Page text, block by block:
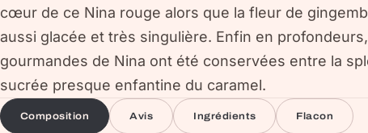
cœur de ce Nina rouge alors que la fleur de
aussi glacée et très singulière. Enfin en
gourmandes de Nina ont été conservées entre la
sucrée presque enfantine du caramel.
Composition Avis Ingrédients Flacon